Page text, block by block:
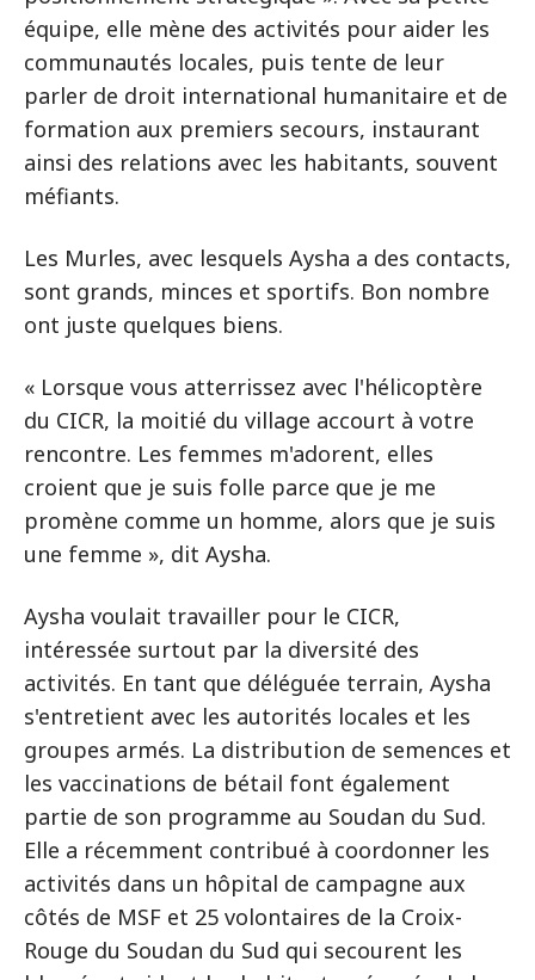
équipe, elle mène des activités pour aider les
communautés locales, puis tente de leur
parler de droit international humanitaire et de
formation aux premiers secours, instaurant
ainsi des relations avec les habitants, souvent
méfiants.
Les Murles, avec lesquels Aysha a des contacts,
sont grands, minces et sportifs. Bon nombre
ont juste quelques biens.
« Lorsque vous atterrissez avec l'hélicoptère
du CICR, la moitié du village accourt à votre
rencontre. Les femmes m'adorent, elles
croient que je suis folle parce que je me
promène comme un homme, alors que je suis
une femme », dit Aysha.
Aysha voulait travailler pour le CICR,
intéressée surtout par la diversité des
activités. En tant que déléguée terrain, Aysha
s'entretient avec les autorités locales et les
groupes armés. La distribution de semences et
les vaccinations de bétail font également
partie de son programme au Soudan du Sud.
Elle a récemment contribué à coordonner les
activités dans un hôpital de campagne aux
côtés de MSF et 25 volontaires de la Croix-
Rouge du Soudan du Sud qui secourent les